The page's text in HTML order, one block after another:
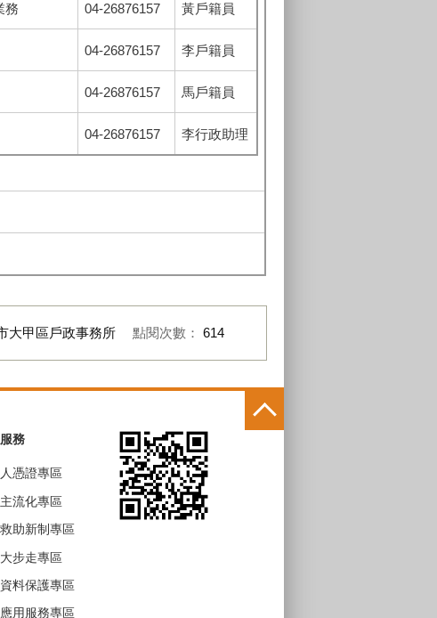
務 04-26876157 黃戶籍員
04-26876157 李戶籍員
04-26876157 馬戶籍員
04-26876157 李行政助理
大甲區戶政事務所 點閱次數： 614
務
憑證專區
流化專區
助新制專區
步走專區
料保護專區
用服務專區